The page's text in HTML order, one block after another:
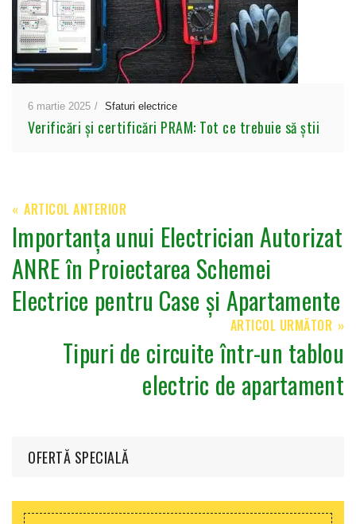
6 martie 2025 Sfaturi electrice
Verificări și certificări PRAM: Tot ce trebuie să știi
ARTICOL ANTERIOR
Importanța unui Electrician Autorizat
ANRE în Proiectarea Schemei
Electrice pentru Case și Apartamente
ARTICOL URMĂTOR
Tipuri de circuite într-un tablou
electric de apartament
OFERTĂ SPECIALĂ